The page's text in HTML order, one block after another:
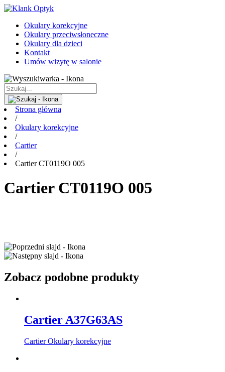
Okulary korekcyjne
Okulary przeciwsłoneczne
Okulary dla dzieci
Kontakt
Umów wizytę w salonie
Strona główna
/
Okulary korekcyjne
/
Cartier
/
Cartier CT0119O 005
Cartier CT0119O 005
Zobacz podobne produkty
Cartier A37G63AS
Cartier Okulary korekcyjne